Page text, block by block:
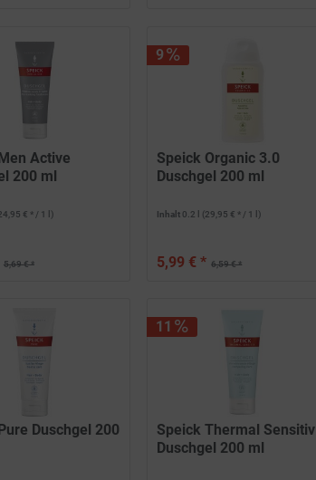
Active
200 ml
€ * / 1 l)
5,69 € *
9
Speick Organic 3.0
Duschgel 200 ml
Inhalt 0.2 l (29,95 € * / 1 l)
6,59 € *
5,99 € *
Duschgel 200
11
Speick Thermal Sensitiv
Duschgel 200 ml